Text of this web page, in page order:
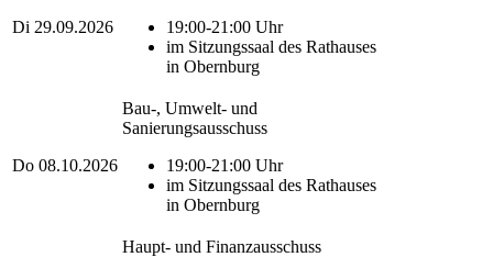
Di 29.09.2026
19:00-21:00 Uhr
im Sitzungssaal des Rathauses
in Obernburg
Do 08.10.2026
Bau-, Umwelt- und
Sanierungsausschuss
19:00-21:00 Uhr
im Sitzungssaal des Rathauses
in Obernburg
Haupt- und Finanzausschuss